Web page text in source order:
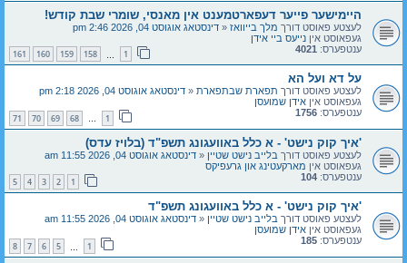
היימישער פייער דעפארטמענט אין מאנסי, שומרי שבת קודש!
לעצטע פאוסט דורך מלך בייוואז « דינסטאג אוגוסט 04, 2026 2:46 pm
געפאוסט אין נייעס ביי אידן
ענטפערס: 4021
1
158
159
160
161
על דא ועל הא
לעצטע פאוסט דורך תפארת שבתפארת « דינסטאג אוגוסט 04, 2026 2:18 pm
געפאוסט אין אידן שמועסן
ענטפערס: 1756
1
…
68
69
70
71
'איך קוק נישט' - א כלל באוועגונג תשפ"ד (בלויז עדס)
לעצטע פאוסט דורך בלייב נישט שטיין « דינסטאג אוגוסט 04, 2026 11:55 am
געפאוסט אין מארקעטינג און גרעפיקס
ענטפערס: 104
1
2
3
4
5
'איך קוק נישט' - א כלל באוועגונג תשפ"ד
לעצטע פאוסט דורך בלייב נישט שטיין « דינסטאג אוגוסט 04, 2026 11:55 am
געפאוסט אין אידן שמועסן
ענטפערס: 185
1
5
6
7
8